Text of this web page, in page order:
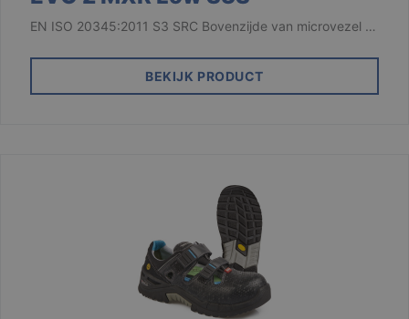
EN ISO 20345:2011 S3 SRC Bovenzijde van microvezel …
BEKIJK PRODUCT